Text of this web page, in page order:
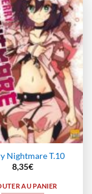
Ajouter
à la
wishlist
Nightmare T.10
8,35€
AU PANIER